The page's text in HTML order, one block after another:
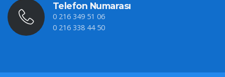
Telefon Numarası
0 216 349 51 06
0 216 338 44 50